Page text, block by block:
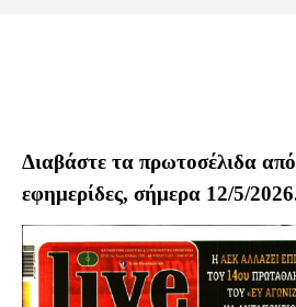
Διαβάστε τα πρωτοσέλιδα από
εφημερίδες, σήμερα 12/5/